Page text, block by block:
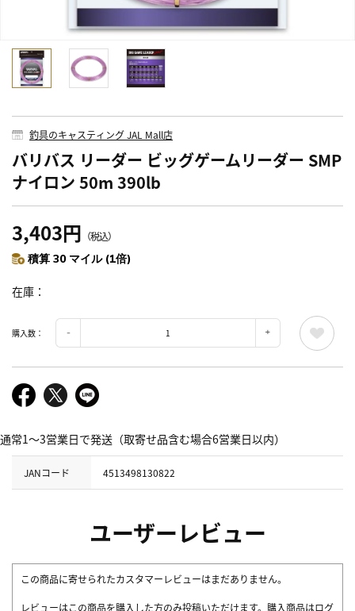
釣具のキャスティング JAL Mall店
バリバス リーダー ビッグゲームリーダー SMP
ナイロン 50m 390lb
3,403円 （税込）
積算 30 マイル (1倍)
在庫
購入数：
通常1～3営業日で発送（取寄せ品含む場合6営業日以内）
JANコード 4513498130822
ユーザーレビュー
この商品に寄せられたカスタマーレビューはまだありません。
レビューはこの商品を購入した方のみ投稿いただけます。購入商品はログ